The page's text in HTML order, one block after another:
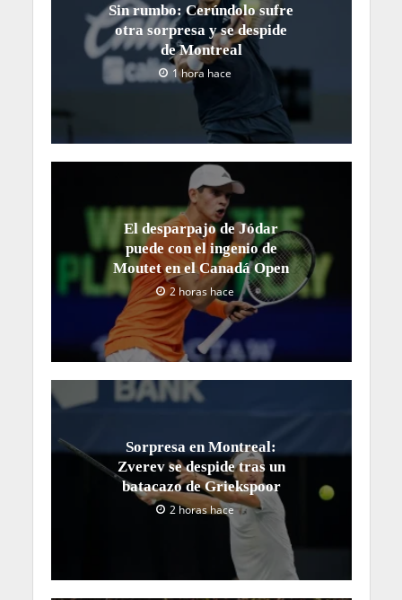
Sin rumbo: Cerúndolo sufre
otra sorpresa y se despide
de Montreal
1 hora hace
El desparpajo de Jódar
puede con el ingenio de
Moutet en el Canadá Open
2 horas hace
Sorpresa en Montreal:
Zverev se despide tras un
batacazo de Griekspoor
2 horas hace